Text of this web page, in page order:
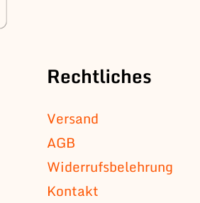
Rechtliches
Versand
AGB
Widerrufsbelehrung
Kontakt